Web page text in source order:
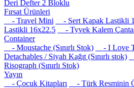
Deri Defter 2 Bloklu
Fırsat Ürünleri
- Travel Mini
- Sert Kapak Lastikli
Lastikli 16x22.5
- Tyvek Kalem
Container
- Moustache (Sınırlı Stok)
- I Love
Detachables / Siyah Kağıt (Sınırlı stok)
Risograph (Sınırlı Stok)
Yayın
- Çocuk Kitapları
- Türk Resminin